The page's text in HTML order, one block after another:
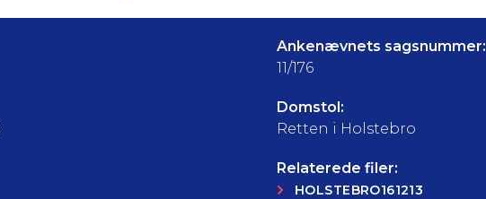
Ankenævnets sagsnummer:
11/176
Domstol:
Retten i Holstebro
Relaterede filer:
HOLSTEBRO161213